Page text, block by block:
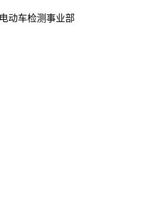
动车检测事业部